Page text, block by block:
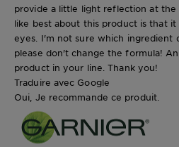
provide a little light reflection at
like best about this product is that
eyes. I'm not sure which ingredient
please don't change the formula!
product in your line. Thank you!
Traduire avec Google
Oui, Je recommande ce produit.